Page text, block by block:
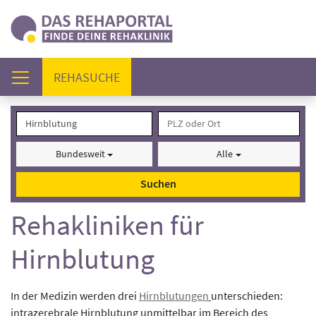
REHASUCHE(AKTUELL)
Bundesweit Alle
Suchen
Rehakliniken für
Hirnblutung
In der Medizin werden drei Hirnblutungen unterschieden:
intrazerebrale Hirnblutung unmittelbar im Bereich des